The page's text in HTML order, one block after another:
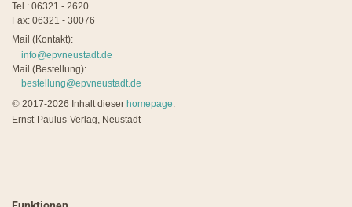
Tel.: 06321 - 2620
Fax: 06321 - 30076
Mail (Kontakt):
info@epvneustadt.de
Mail (Bestellung):
bestellung@epvneustadt.de
© 2017-2026 Inhalt dieser homepage:
Ernst-Paulus-Verlag, Neustadt